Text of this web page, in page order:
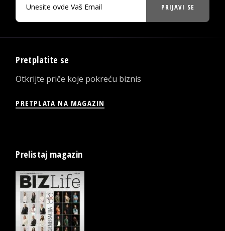
PRIJAVI SE
Pretplatite se
Otkrijte priče koje pokreću biznis
PRETPLATA NA MAGAZIN
Prelistaj magazin